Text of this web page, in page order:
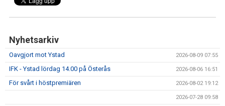
IFK:AREN
KLUBBSHOP INTERSPORT
IFK GER TILLBAKA
Nyhetsarkiv
Oavgjort mot Ystad 2026-08-09 07:55
IFK - Ystad lördag 14.00 på Österås 2026-08-06 16:51
För svårt i höstpremiären 2026-08-02 19:12
2026-07-28 09:58